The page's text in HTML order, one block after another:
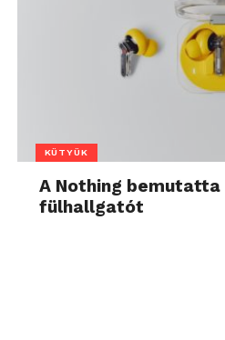
KÜTYÜK
A Nothing bemutatta
fülhallgatót